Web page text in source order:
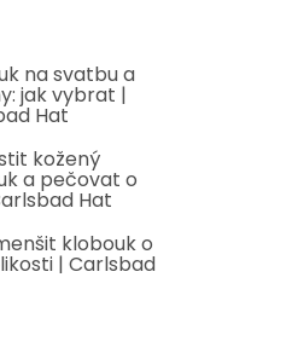
na svatbu a
jak vybrat |
Hat
kožený
a pečovat o
Hat
klobouk o
| Carlsbad